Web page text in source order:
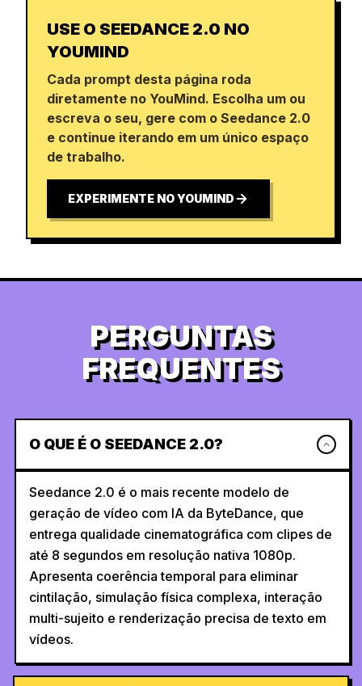
USE O SEEDANCE 2.0 NO
YOUMIND
Cada prompt desta página roda
diretamente no YouMind. Escolha um ou
escreva o seu, gere com o Seedance 2.0
e continue iterando em um único espaço
de trabalho.
EXPERIMENTE NO YOUMIND
PERGUNTAS
FREQUENTES
O QUE É O SEEDANCE 2.0?
Seedance 2.0 é o mais recente modelo de
geração de vídeo com IA da ByteDance, que
entrega qualidade cinematográfica com clipes de
até 8 segundos em resolução nativa 1080p.
Apresenta coerência temporal para eliminar
cintilação, simulação física complexa, interação
multi-sujeito e renderização precisa de texto em
vídeos.